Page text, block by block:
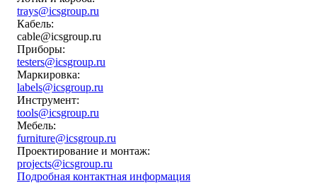
trays@icsgroup.ru
Кабель:
cable@icsgroup.ru
Приборы:
testers@icsgroup.ru
Маркировка:
labels@icsgroup.ru
Инструмент:
tools@icsgroup.ru
Мебель:
furniture@icsgroup.ru
Проектирование и монтаж:
projects@icsgroup.ru
Подробная контактная информация